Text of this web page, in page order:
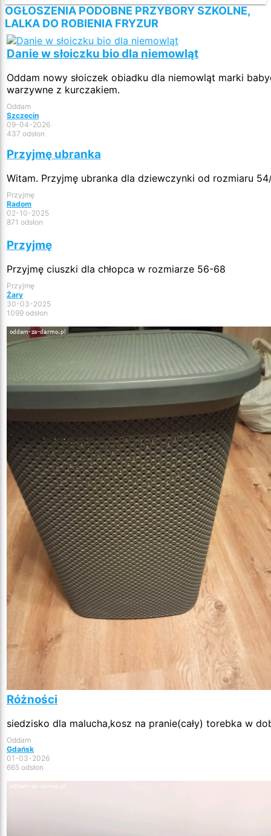
OGŁOSZENIA PODOBNE PRZYBORY SZKOLNE,
LALKA DO ROBIENIA FRYZUR
Danie w słoiczku bio dla niemowląt
Oddam nowy słoiczek obiadku dla niemowląt marki
warzywne z kurczakiem.
Oddam
Szczecin
09-04-2026
437 odsłon
Przyjmę ubranka
Witam. Przyjmę ubranka dla dziewczynki od rozmiaru
Przyjmę
Radom
02-10-2025
871 odsłon
Przyjmę
Przyjmę ciuszki dla chłopca w rozmiarze 56-68
Przyjmę
Żary
30-03-2025
1099 odsłon
Różności
siedzisko dla malucha,kosz na pranie(cały) torebka w
Oddam
Gdańsk
01-03-2026
665 odsłon